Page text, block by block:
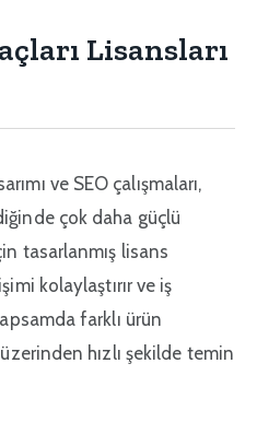
Lisansları
ve SEO çalışmaları,
çok daha güçlü
tasarlanmış lisans
kolaylaştırır ve iş
farklı ürün
hızlı şekilde temin